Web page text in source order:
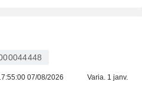
07/08/2026 Varia. 1 janv.